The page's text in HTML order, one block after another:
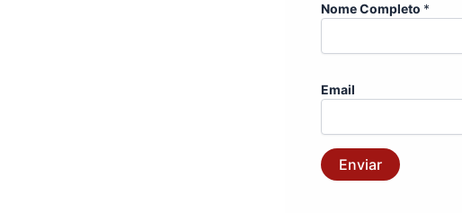
Nome Completo *
Email
Enviar